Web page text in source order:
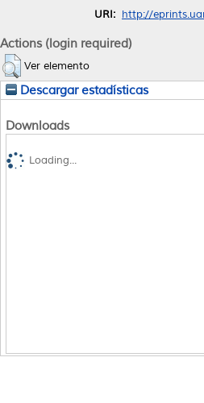
URI: http://
Actions (login required)
Ver elemento
Descargar estadísticas
Downloads
Loading...